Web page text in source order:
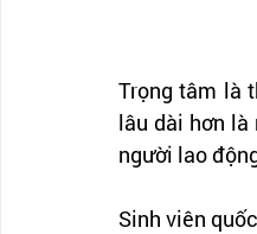
Trọng tâm là
lâu dài hơn
người lao
Sinh viên